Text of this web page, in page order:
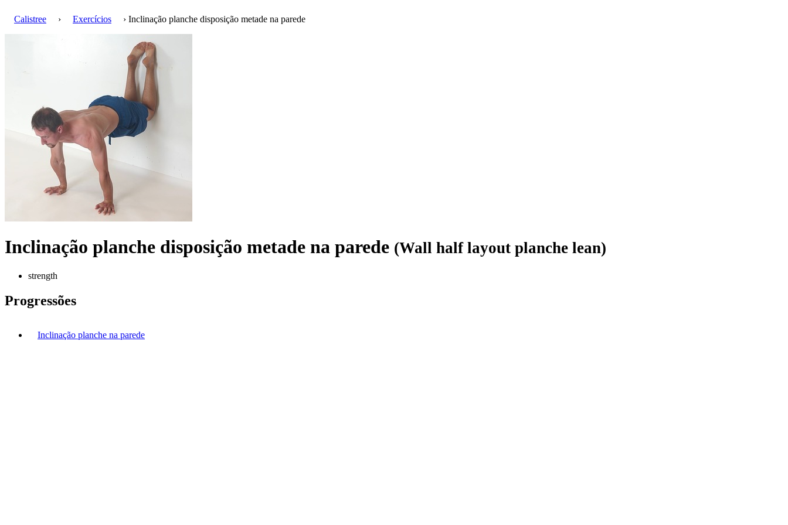
Calistree › Exercícios › Inclinação planche disposição metade na parede
Inclinação planche disposição metade na parede (Wall half layout planche lean)
strength
Progressões
Inclinação planche na parede